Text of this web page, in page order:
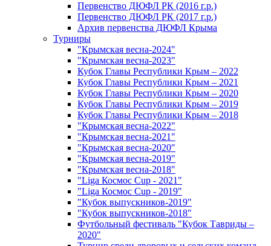
Первенство ДЮФЛ РК (2016 г.р.)
Первенство ДЮФЛ РК (2017 г.р.)
Архив первенства ДЮФЛ Крыма
Турниры
"Крымская весна-2024"
"Крымская весна-2023"
Кубок Главы Республики Крым – 2022
Кубок Главы Республики Крым – 2021
Кубок Главы Республики Крым – 2020
Кубок Главы Республики Крым – 2019
Кубок Главы Республики Крым – 2018
"Крымская весна-2022"
"Крымская весна-2021"
"Крымская весна-2020"
"Крымская весна-2019"
"Крымская весна-2018"
"Liga Космос Cup - 2021"
"Liga Космос Cup - 2019"
"Кубок выпускников-2019"
"Кубок выпускников-2018"
Футбольный фестиваль "Кубок Тавриды –
2020"